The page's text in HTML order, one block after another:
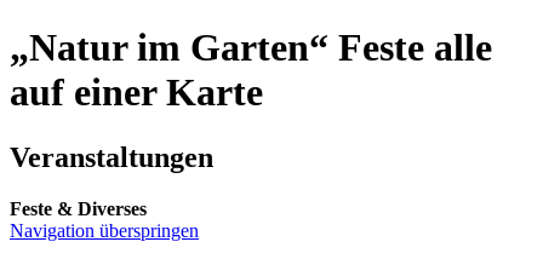
„Natur im Garten“ Feste alle
auf einer Karte
Veranstaltungen
Feste & Diverses
Navigation überspringen